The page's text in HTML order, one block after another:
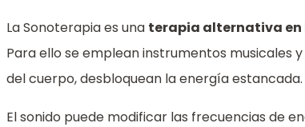
La Sonoterapia es una terapia alternativa en
Para ello se emplean instrumentos musicales
del cuerpo, desbloquean la energía estancada.
El sonido puede modificar las frecuencias de